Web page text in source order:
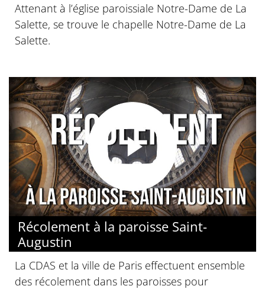
Attenant à l’église paroissiale Notre-Dame de La
Salette, se trouve le chapelle Notre-Dame de La
Salette.
Récolement à la paroisse Saint-
Augustin
La CDAS et la ville de Paris effectuent ensemble
des récolement dans les paroisses pour